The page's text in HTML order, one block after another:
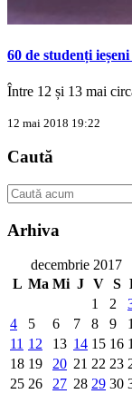
60 de studenți
Între 12 și 13 mai
12 mai 2018 19:22
Caută
Arhiva
decembrie 2017
L Ma Mi J V S
1
2
4
5 6 7 8 9
11 12 13 14 15 16
18 19 20 21 22 23
25 26 27 28 29 30